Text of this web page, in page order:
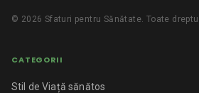
© 2026 Sfaturi pentru Sănătate. Toate
CATEGORII
Stil de Viață sănătos